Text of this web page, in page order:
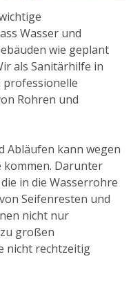
Wasser und
wie geplant
als Sanitärhilfe in
professionelle
Rohren und
Abläufen kann wegen
kommen. Darunter
in die Wasserrohre
Seifenresten und
nicht nur
großen
nicht rechtzeitig